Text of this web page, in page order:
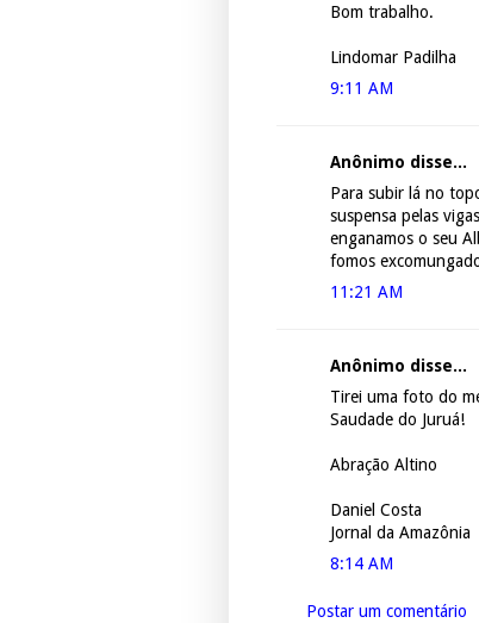
Bom trabalho.
Lindomar Padilha
9:11 AM
Anônimo disse...
Para subir lá no
suspensa pelas
enganamos o seu
fomos
11:21 AM
Anônimo disse...
Tirei uma foto do
Saudade do Juruá!
Abração Altino
Daniel Costa
Jornal da Amazônia
8:14 AM
Postar um comentário